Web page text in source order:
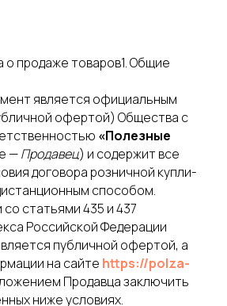
продаже товаров1. Общие
является официальным
офертой) Общества с
«Полезные
—Продавец) и содержит все
договора розничной купли-
способом.
со статьями 435 и 437
Российской Федерации
публичной офертой, а
на сайте https://polza-
Продавца заключить
ниже условиях.